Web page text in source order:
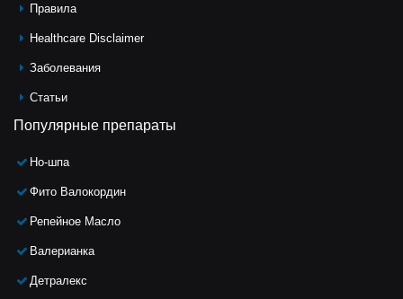
Правила
Healthcare Disclaimer
Заболевания
Статьи
Популярные препараты
Но-шпа
Фито Валокордин
Репейное Масло
Валерианка
Детралекс